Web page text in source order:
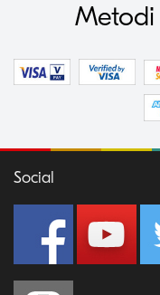
Social